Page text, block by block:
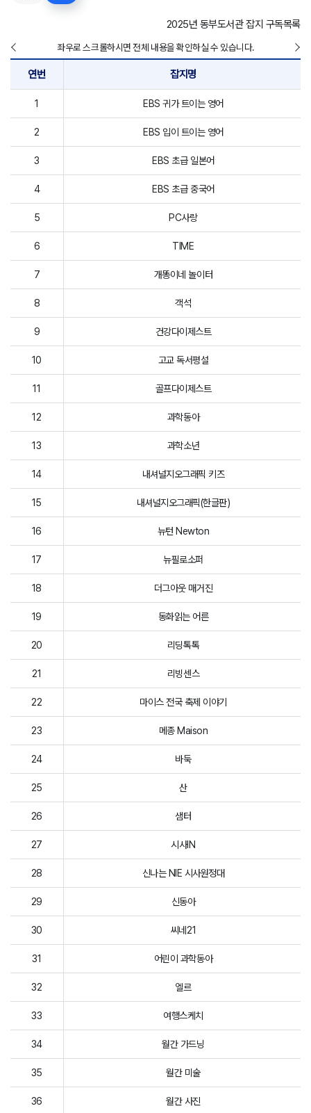
2025년 동부도서관 잡지 구독목록
좌우로 스크롤하시면 전체 내용을 확인하실 수 있습니다.
연번 잡지명
1 EBS 귀가 트이는 영어
2 EBS 입이 트이는 영어
3 EBS 초급 일본어
4 EBS 초급 중국어
5 PC사랑
6 TIME
7 개똥이네 놀이터
8 객석
9 건강다이제스트
10 고교 독서평설
11 골프다이제스트
12 과학동아
13 과학소년
14 내셔널지오그래픽 키즈
15 내셔널지오그래픽(한글판)
16 뉴턴 Newton
17 뉴필로소퍼
18 더그아웃 매거진
19 동화읽는 어른
20 리딩톡톡
21 리빙센스
22 마이스 전국 축제 이야기
23 메종 Maison
24 바둑
25 산
26 샘터
27 시사IN
28 신나는 NIE 시사원정대
29 신동아
30 씨네21
31 어린이 과학동아
32 엘르
33 여행스케치
34 월간 가드닝
35 월간 미술
36 월간 사진